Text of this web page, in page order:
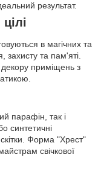
результат.
в магічних та
та пам'яті.
декору приміщень з
парафін, так і
синтетичні
Форма "Хрест"
свічкової